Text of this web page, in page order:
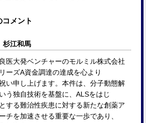
メント
江和馬
医大発ベンチャーのモルミル株式会社
ーズA資金調達の達成を心より
い申し上げます。本件は、分子動態解
う独自技術を基盤に、ALSをはじ
する難治性疾患に対する新たな創薬ア
チを加速させる重要な一歩であり、